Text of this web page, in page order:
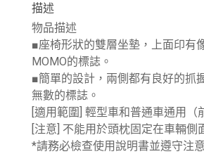
描述
物品描述
■座椅形狀的雙層坐墊，上面印有
MOMO的標誌。
■簡單的設計，兩側都有良好的抓
無數的標誌。
[適用範圍] 輕型車和普通車通用（
[注意] 不能用於頭枕固定在車輛側
*請務必檢查使用說明書並遵守注